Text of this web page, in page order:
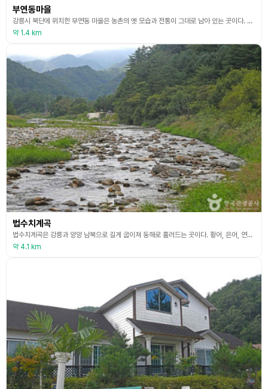
부연동마을
강릉시 북단에 위치한 부연동 마을은 농촌의 옛 모습과 전통이 그대로 남아 있는 곳이다. 부연동 마을은 부연동의 부연천 가운데 마치 가마처럼 생긴 가마소가 있는데서 유래하였고, 가마소 마을이라고도 불린다. 부연동 마을 주변에는 가마소, 부연약수터, 부연동 마을관리 휴양지 야영장, 부연동 계곡이 있다. 2005년 산림청에서 공모한 ‘산청종합개발사업’을 선정받아 캐빈형 산막 10개소 문화회관을 신축해 운영하고 있다. 부연동 마을은 오염되지 않은 맑은
약 1.4 km
법수치계곡
법수치계곡은 강릉과 양양 남북으로 길게 굽이쳐 동해로 흘러드는 곳이다. 황어, 은어, 연어가 올라오는 남대천 최상류, 어성전계곡을 따라가면 오대산 북쪽의 법수치계곡을 만난다. 계곡물이 마치 불가의 법수(인간 세상의 번뇌를 씻어주는 말)처럼 맑게 뿜어져 나와 남대천 본줄기의 시초가 되었다 하여 법수치라는 이름이 유래되었다. 문화재로 지정된 곳에 가야 볼 수 있는 화전민가옥인 굴피집도 이곳에서 그 흔적이 있을 정도로 사람의 발길이 드물었던 곳이다. 기암절벽
약 4.1 km